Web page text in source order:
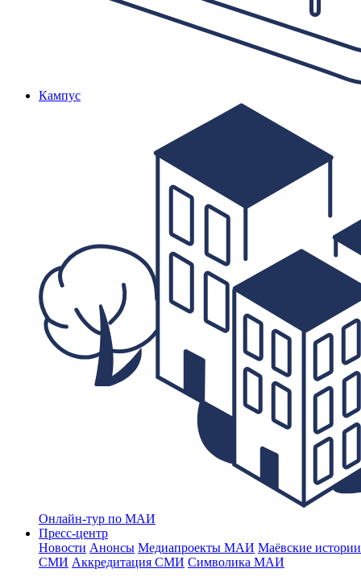
Кампус
Онлайн-тур по МАИ
Пресс-центр
Новости Анонсы Медиапроекты МАИ Маёвские
СМИ Аккредитация СМИ Символика МАИ